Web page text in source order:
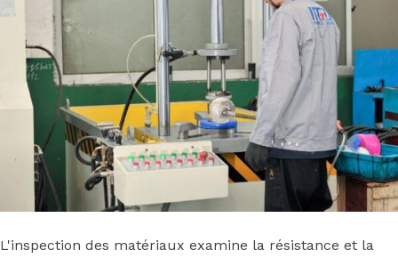
L'inspection des matériaux examine la résistance et la